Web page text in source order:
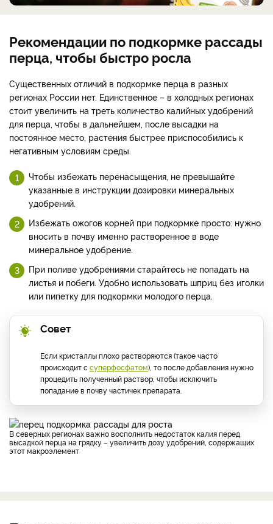
Рекомендации по подкормке рассады
перца, чтобы быстро росла
Существенных отличий в подкормке перца в разных
регионах России нет. Единственное – в холодных регионах
стоит увеличить на треть количество калийных удобрений
для перца, чтобы в дальнейшем, после высадки на
постоянное место, растения быстрее приспособились к
негативным условиям среды.
Чтобы избежать перенасыщения, не превышайте
указанные в инструкции дозировки минеральных
удобрений.
Избежать ожогов корней при подкормке просто: нужно
вносить в почву именно растворенное в воде
минеральное удобрение.
При поливе удобрениями старайтесь не попадать на
листья и побеги. Удобно использовать шприц без иголки
или пипетку для подкормки молодого перца.
Совет
Если кристаллы плохо растворяются (такое часто
происходит с суперфосфатом), то после добавления нужно
процедить полученный раствор, чтобы исключить
попадание в почву частичек препарата.
В северных регионах важно восполнить недостаток калия перед
высадкой перца на грядку – увеличить дозу удобрений, содержащих
этот макроэлемент